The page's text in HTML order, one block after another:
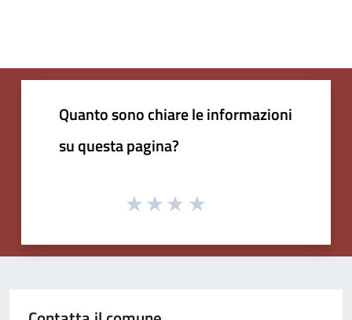
Quanto sono chiare le informazioni
su questa pagina?